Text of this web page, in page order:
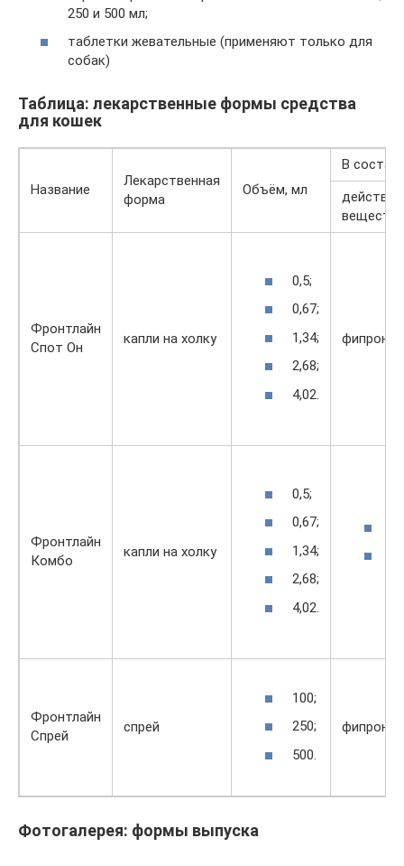
250 и 500 мл;
таблетки жевательные (применяют только для
собак)
Таблица: лекарственные формы средства
для кошек
Название
Лекарственная
форма
Объём, мл
В
Фронтлайн
Спот Он
капли на холку
0,5;
0,67;
1,34;
2,68;
4,02.
фипронил
Фронтлайн
Комбо
капли на холку
0,5;
0,67;
1,34;
2,68;
4,02.
Фронтлайн
Спрей
спрей
100;
250;
500.
фипронил
Фотогалерея: формы выпуска